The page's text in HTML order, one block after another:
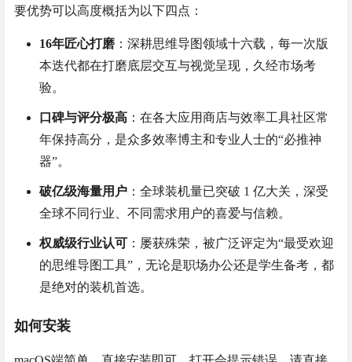
要优势可以高度概括为以下四点：
16年匠心打磨 ：深耕思维导图领域十六载，每一次版
本迭代都在打磨底层交互与视觉呈现，久经市场考
验。
口碑与评分极高 ：在各大应用商店与效率工具社区常
年保持高分，是众多效率博主和专业人士的“必推神
器”。
破亿级海量用户 ：全球装机量已突破 1 亿大关，深受
全球不同行业、不同需求用户的喜爱与信赖。
权威级行业认可 ：屡获殊荣，被广泛评定为“最受欢迎
的思维导图工具”，无论是职场办公还是学生备考，都
是绝对的装机首选。
如何安装